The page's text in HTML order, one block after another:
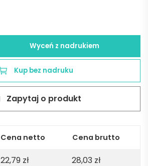
Wyceń z nadrukiem
Kup bez nadruku
Zapytaj o produkt
Cena netto Cena brutto
22,79 zł 28,03 zł